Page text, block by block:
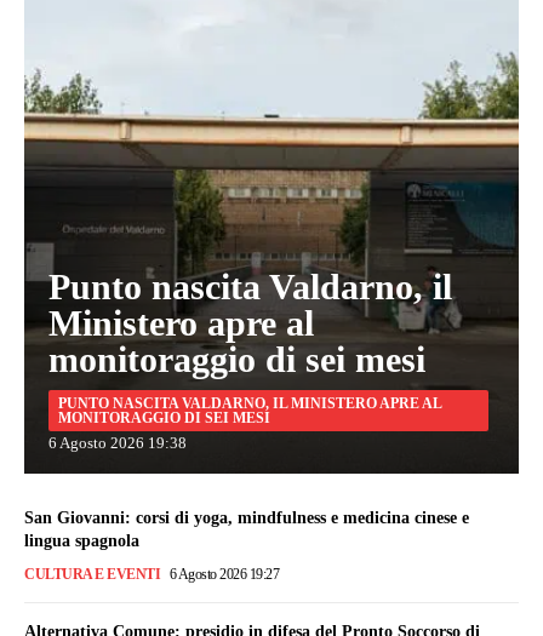
Punto nascita Valdarno, il
Ministero apre al
monitoraggio di sei mesi
PUNTO NASCITA VALDARNO, IL MINISTERO APRE AL
MONITORAGGIO DI SEI MESI
6 Agosto 2026 19:38
San Giovanni: corsi di yoga, mindfulness e medicina cinese e
lingua spagnola
CULTURA E EVENTI 6 Agosto 2026 19:27
Alternativa Comune: presidio in difesa del Pronto Soccorso di